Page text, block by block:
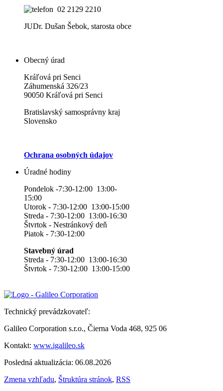
02 2129 2210
JUDr. Dušan Šebok, starosta obce
Obecný úrad
Kráľová pri Senci
Záhumenská 326/23
90050 Kráľová pri Senci
Bratislavský samosprávny kraj
Slovensko
Ochrana osobných údajov
Úradné hodiny
Pondelok -7:30-12:00 13:00-
15:00
Utorok - 7:30-12:00 13:00-15:00
Streda - 7:30-12:00 13:00-16:30
Štvrtok - Nestránkový deň
Piatok - 7:30-12:00
Stavebný úrad
Streda - 7:30-12:00 13:00-16:30
Štvrtok - 7:30-12:00 13:00-15:00
Technický prevádzkovateľ:
Galileo Corporation s.r.o., Čierna Voda 468, 925 06
Kontakt: www.igalileo.sk
Posledná aktualizácia: 06.08.2026
Zmena vzhľadu, Štruktúra stránok, RSS